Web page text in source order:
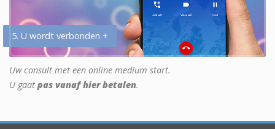
5. U wordt verbonden +
Uw consult met een online medium start.
U gaat pas vanaf hier betalen.